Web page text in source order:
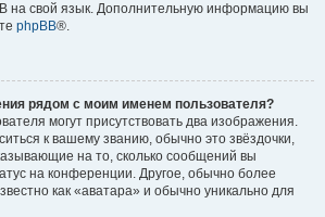
на свой язык. Дополнительную информацию вы
phpBB®.
рядом с моим именем пользователя?
могут присутствовать два изображения.
к вашему званию, обычно это звёздочки,
на то, сколько сообщений вы
на конференции. Другое, обычно более
как «аватара» и обычно уникально для